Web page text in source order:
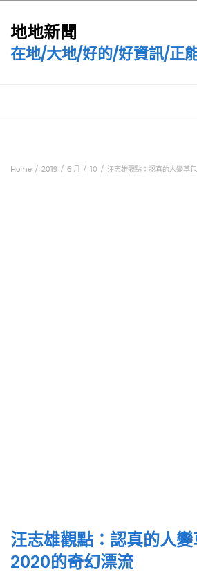
地地新聞
在地/大地/好的/好資訊/正
Home 2019 6 月 10 汪志雄觀點：認真的人變草
汪志雄觀點：認真的人
2020的奇幻漂流